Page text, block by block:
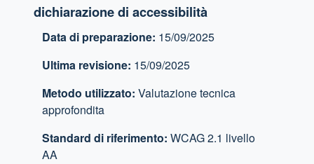
dichiarazione di accessibilità
Data di preparazione: 15/09/2025
Ultima revisione: 15/09/2025
Metodo utilizzato: Valutazione tecnica
approfondita
Standard di riferimento: WCAG 2.1 livello
AA